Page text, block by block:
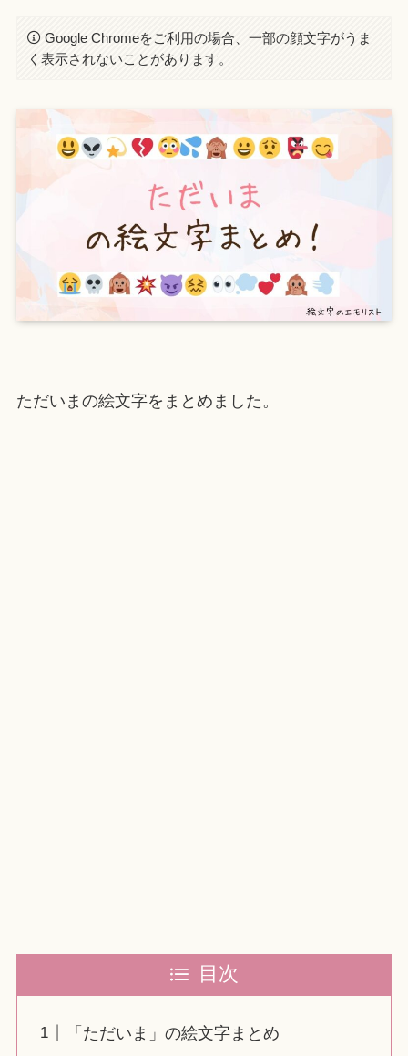
Google Chromeをご利用の場合、一部の顔文字がうま
く表示されないことがあります。
ただいまの絵文字をまとめました。
目次
「ただいま」の絵文字まとめ